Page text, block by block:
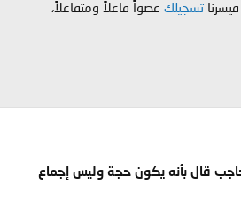
تسجيلك عضواً فاعلاً ومتفاعلاً،
قال بأنه يكون حجة وليس إجماع